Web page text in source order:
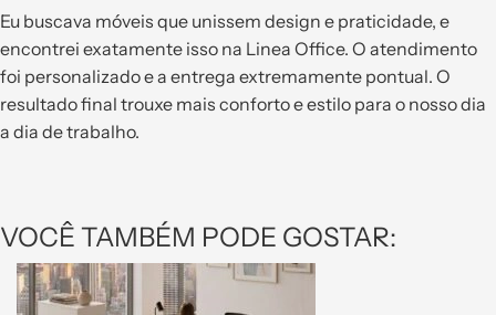
Eu buscava móveis que unissem design e praticidade, e
encontrei exatamente isso na Linea Office. O atendimento
foi personalizado e a entrega extremamente pontual. O
resultado final trouxe mais conforto e estilo para o nosso dia
a dia de trabalho.
VOCÊ TAMBÉM PODE GOSTAR: